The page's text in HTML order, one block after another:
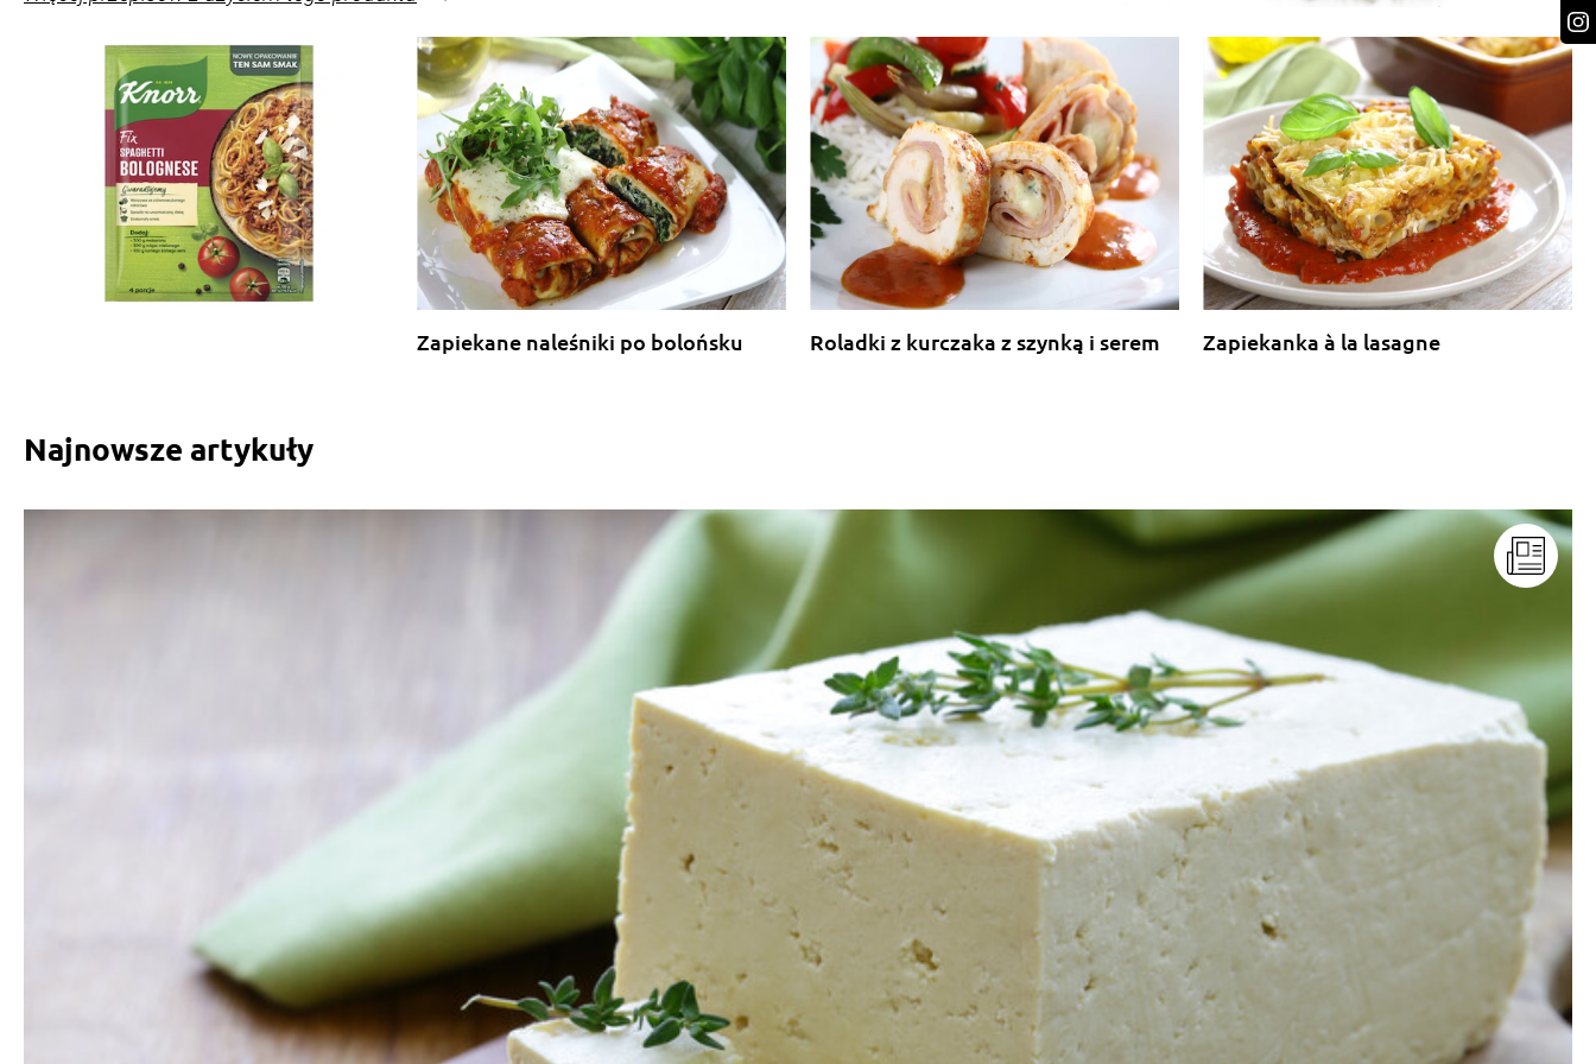
Zapiekane naleśniki po bolońsku Roladki z kurczaka z szynką i serem Zapiekanka à la lasagne
Najnowsze artykuły